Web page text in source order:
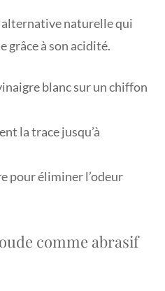
alternative naturelle qui
grâce à son acidité.
blanc sur un chiffon
la trace jusqu’à
pour éliminer l’odeur
comme abrasif